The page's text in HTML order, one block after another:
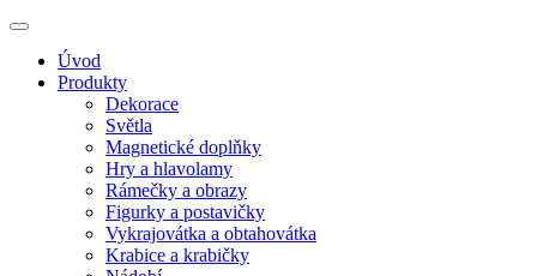
Úvod
Produkty
Dekorace
Světla
Magnetické doplňky
Hry a hlavolamy
Rámečky a obrazy
Figurky a postavičky
Vykrajovátka a obtahovátka
Krabice a krabičky